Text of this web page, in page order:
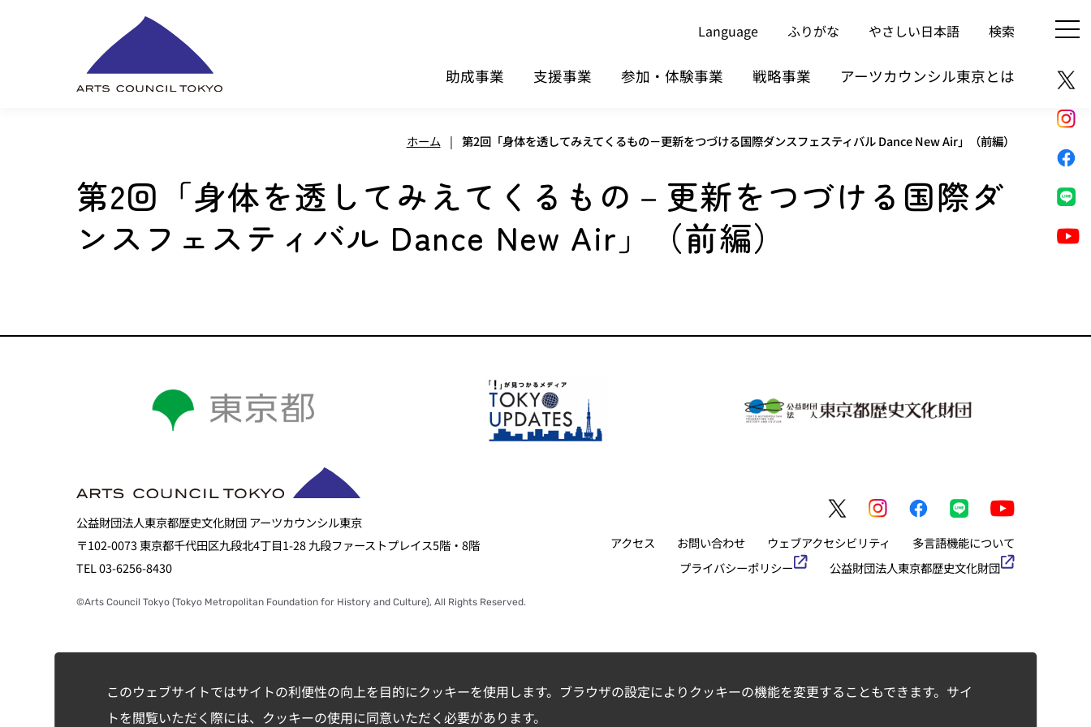
このウェブサイトではサイトの利便性の向上を目的にクッキーを使用します。ブラウザの設定によりクッキーの機能を変更することもできます。サイ
トを閲覧いただく際には、クッキーの使用に同意いただく必要があります。
Language ふりがな やさしい日本語 検索
助成事業 支援事業 参加・体験事業 戦略事業 アーツカウンシル東京とは
ホーム | 第2回「身体を透してみえてくるもの－更新をつづける国際ダンスフェスティバル Dance New Air」（前編）
第2回「身体を透してみえてくるもの－更新をつづける国際ダ
ンスフェスティバル Dance New Air」（前編）
公益財団法人東京都歴史文化財団 アーツカウンシル東京
〒102-0073 東京都千代田区九段北4丁目1-28 九段ファーストプレイス5階・8階
TEL 03-6256-8430
アクセス お問い合わせ ウェブアクセシビリティ
多言語機能について
プライバシーポリシー
公益財団法人東京都歴史文化財団
©Arts Council Tokyo (Tokyo Metropolitan Foundation for History and Culture), All Rights Reserved.